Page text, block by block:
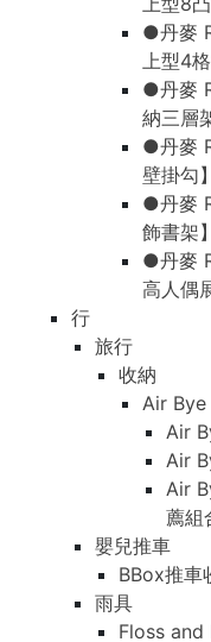
●丹麥
上型4格
●丹麥
納三層
●丹麥
壁掛勾】
●丹麥
飾書架】
●丹麥
高人偶
行
旅行
收納
Air Bye
Air
Air
Air
薦組
嬰兒推車
BBox推車
雨具
Floss and